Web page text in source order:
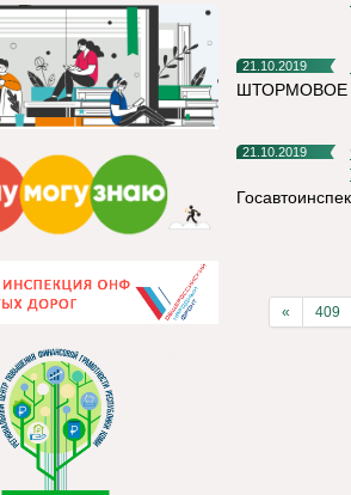
21.10.2019
ШТОРМОВОЕ
21.10.2019
С 01
« 409